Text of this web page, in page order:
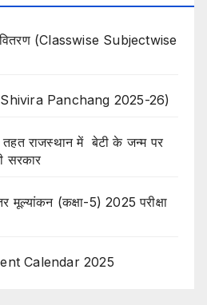
वितरण (Classwise Subjectwise
(Shivira Panchang 2025-26)
तहत राजस्थान में बेटी के जन्म पर
सरकार
मूल्यांकन (कक्षा-5) 2025 परीक्षा
Calendar 2025